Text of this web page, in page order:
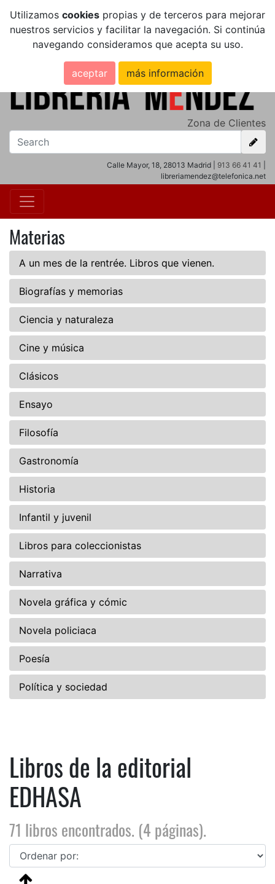
Utilizamos cookies propias y de terceros para mejorar
nuestros servicios y facilitar la navegación. Si continúa
navegando consideramos que acepta su uso.
aceptar más información
Zona de Clientes
Calle Mayor, 18, 28013 Madrid | 913 66 41 41
libreriamendez@telefonica.net
Materias
A un mes de la rentrée. Libros que vienen.
Biografías y memorias
Ciencia y naturaleza
Cine y música
Clásicos
Ensayo
Filosofía
Gastronomía
Historia
Infantil y juvenil
Libros para coleccionistas
Narrativa
Novela gráfica y cómic
Novela policiaca
Poesía
Política y sociedad
Libros de la editorial
EDHASA
71 libros encontrados. (4 páginas).